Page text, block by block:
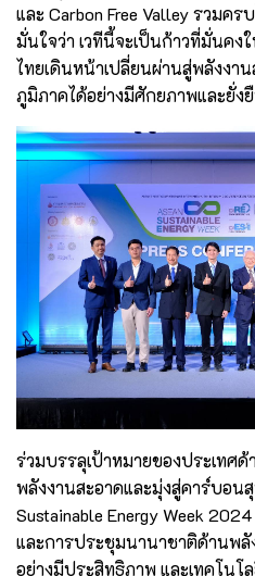
และ Carbon Free Valley รวมค
มั่นใจว่า เวทีนี้จะเป็นก้าวที่มั่นค
ไทยเดินหน้าเปลี่ยนผ่านสู่พลังงา
ภูมิภาคได้อย่างมีศักยภาพและยั่ง
ร่วมบรรลุเป้าหมายของประเทศ
พลังงานสะอาดและมุ่งสู่คาร์บอน
Sustainable Energy Week
และการประชุมนานาชาติด้านพ
อย่างมีประสิทธิภาพ และเทคโน